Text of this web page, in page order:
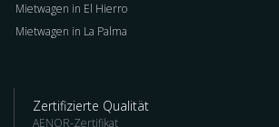
Mietwagen in El Hierro
Mietwagen in La Palma
Zertifizierte Qualität
AENOR-Zertifikat